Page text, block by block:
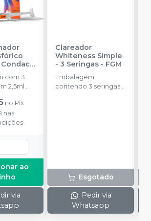
-
com 3
2,5ml
no Pix
nas
ao
via
Clareador
Whiteness Simple
- 3 Seringas- FGM
Embalagem
contendo 3 seringas
Esgotado
Pedir via
Whatsapp